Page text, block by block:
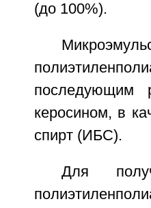
(до 100%).
последующим
керосином, в
спирт (ИБС).
Для